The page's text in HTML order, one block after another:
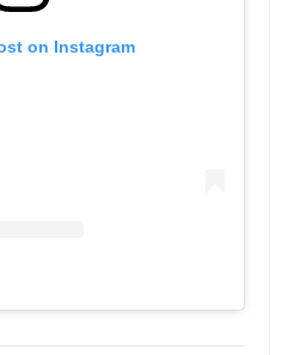
on Instagram